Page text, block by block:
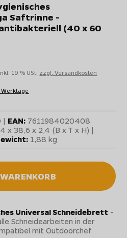
Saftrinne -
(40 x 60
19 % USt, zzgl. Versandkosten
| EAN:7611984020408
x 38,6 x 2,4 (B x T x H) |
1,88 kg
Universal Schneidebrett -
Schneidearbeiten in der
mit Outdoorchef